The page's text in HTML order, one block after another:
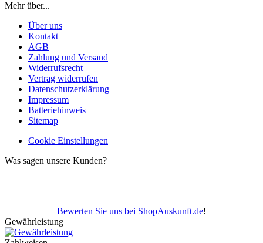
Mehr über...
Über uns
Kontakt
AGB
Zahlung und Versand
Widerrufsrecht
Vertrag widerrufen
Datenschutzerklärung
Impressum
Batteriehinweis
Sitemap
Cookie Einstellungen
Was sagen unsere Kunden?
Bewerten Sie uns bei ShopAuskunft.de!
Gewährleistung